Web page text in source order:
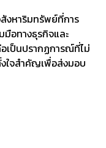
งหาริมทรัพย์ที่การ
มือทางธุรกิจและ
เป็นปรากฏการณ์ที่ไม่
ใจสำคัญเพื่อส่งมอบ